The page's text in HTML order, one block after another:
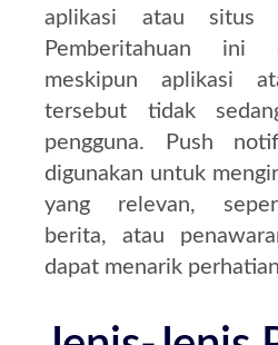
aplikasi atau situs
Pemberitahuan ini
meskipun aplikasi
tersebut tidak
pengguna. Push
digunakan untuk
yang relevan,
berita, atau
dapat menarik